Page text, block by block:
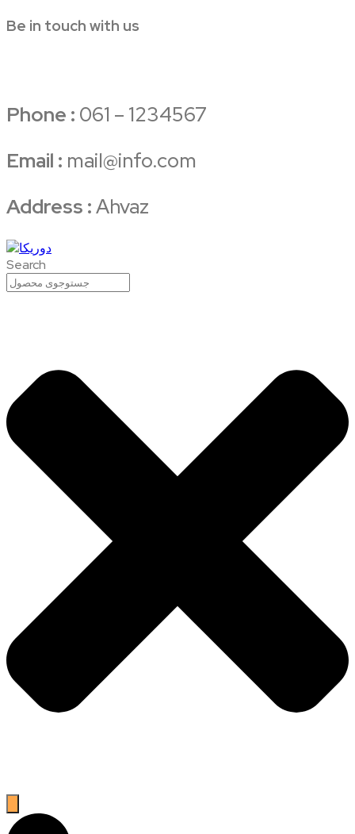
Be in touch with us
Phone : 061 – 1234567
Email : mail@info.com
Address :Ahvaz
Search